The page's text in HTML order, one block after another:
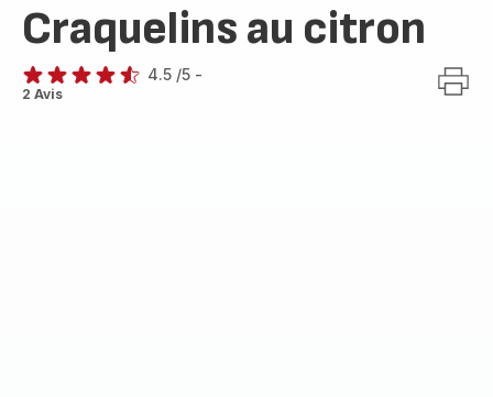
Craquelins au citron
ratings.4.5
4.5 /5 -
2 Avis